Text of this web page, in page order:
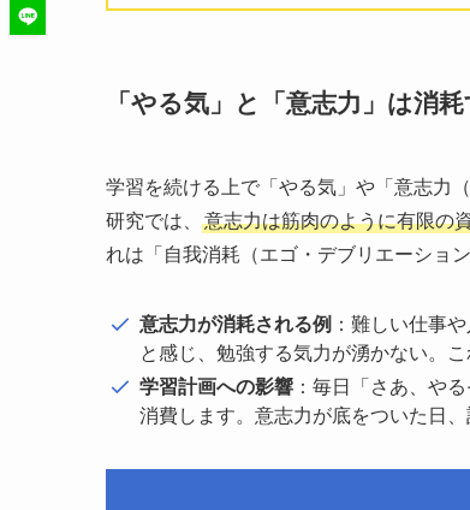
「やる気」と「意志力」は消
学習を続ける上で「やる気」や「意志力
研究では、
意志力は筋肉のように有限の
れは「自我消耗（エゴ・デブリエーショ
意志力が消耗される例 ：難しい仕事
と感じ、勉強する気力が湧かない。こ
学習計画への影響 ：毎日「さあ、や
消費します。意志力が底をついた日